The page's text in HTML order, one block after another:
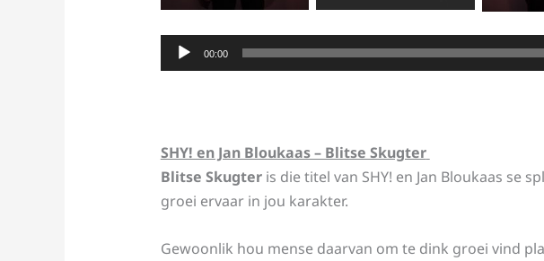
Audio
Player
00:00
SHY! en Jan Bloukaas – Blitse Skugter
Blitse Skugteris die titel van SHY! en Jan Bloukaas se
groei ervaar in jou karakter.
Gewoonlik hou mense daarvan om te dink groei vind